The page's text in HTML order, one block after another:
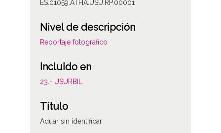
ES.01059.ATHA.USU.RP.00001
Nivel de descripción
Reportaje fotográfico
Incluido en
23.- USURBIL
Título
Aduar sin identificar